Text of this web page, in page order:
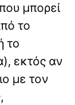
μπορεί
το
το
εκτός αν
με τον